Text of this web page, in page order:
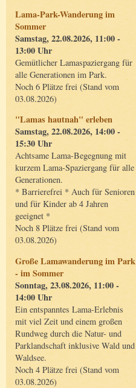
Lama-Park-Wanderung im
Sommer
Samstag, 22.08.2026, 11:00 -
13:00 Uhr
Gemütlicher Lamaspaziergang für
alle Generationen im Park.
Noch 6 Plätze frei (Stand vom
03.08.2026)
"Lamas hautnah" erleben
Samstag, 22.08.2026, 14:00 -
15:30 Uhr
Achtsame Lama-Begegnung mit
kurzem Lama-Spaziergang für alle
Generationen.
* Barrierefrei * Auch für Senioren
und für Kinder ab 4 Jahren
geeignet *
Noch 8 Plätze frei (Stand vom
03.08.2026)
Große Lamawanderung im Park
- im Sommer
Sonntag, 23.08.2026, 11:00 -
14:00 Uhr
Ein entspanntes Lama-Erlebnis
mit viel Zeit und einem großen
Rundweg durch die Natur- und
Parklandschaft inklusive Wald und
Waldsee.
Noch 4 Plätze frei (Stand vom
03.08.2026)